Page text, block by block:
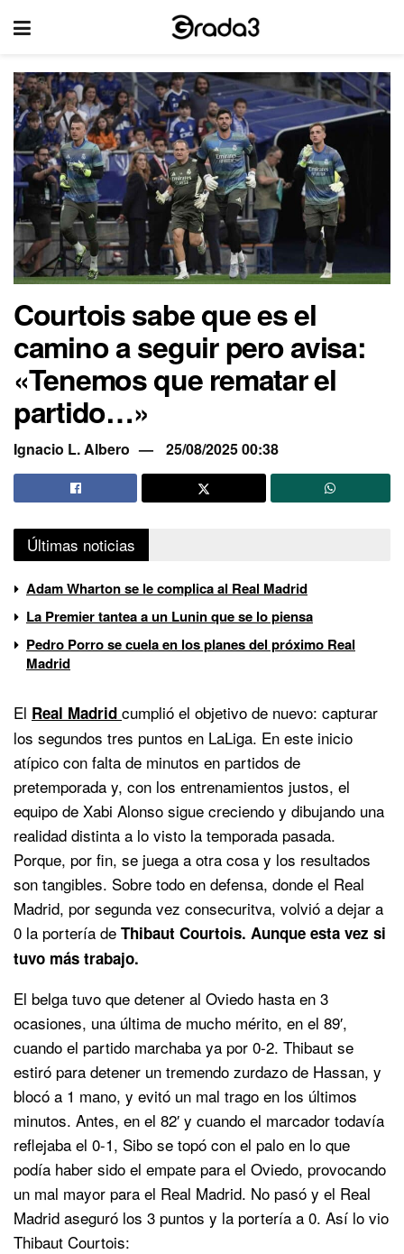
Courtois sabe que es el
camino a seguir pero avisa:
«Tenemos que rematar el
partido…»
Ignacio L. Albero 25/08/2025 00:38
Últimas noticias
Adam Wharton se le complica al Real Madrid
La Premier tantea a un Lunin que se lo piensa
Pedro Porro se cuela en los planes del próximo Real
Madrid
El Real Madrid cumplió el objetivo de nuevo: capturar
los segundos tres puntos en LaLiga. En este inicio
atípico con falta de minutos en partidos de
pretemporada y, con los entrenamientos justos, el
equipo de Xabi Alonso sigue creciendo y dibujando una
realidad distinta a lo visto la temporada pasada.
Porque, por fin, se juega a otra cosa y los resultados
son tangibles. Sobre todo en defensa, donde el Real
Madrid, por segunda vez consecuritva, volvió a dejar a
0 la portería de Thibaut Courtois. Aunque esta vez si
tuvo más trabajo.
El belga tuvo que detener al Oviedo hasta en 3
ocasiones, una última de mucho mérito, en el 89′,
cuando el partido marchaba ya por 0-2. Thibaut se
estiró para detener un tremendo zurdazo de Hassan, y
blocó a 1 mano, y evitó un mal trago en los últimos
minutos. Antes, en el 82′ y cuando el marcador todavía
reflejaba el 0-1, Sibo se topó con el palo en lo que
podía haber sido el empate para el Oviedo, provocando
un mal mayor para el Real Madrid. No pasó y el Real
Madrid aseguró los 3 puntos y la portería a 0. Así lo vio
Thibaut Courtois: